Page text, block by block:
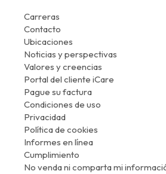
Carreras
Contacto
Ubicaciones
Noticias y perspectivas
Valores y creencias
Portal del cliente iCare
Pague su factura
Condiciones de uso
Privacidad
Política de cookies
Informes en línea
Cumplimiento
No venda ni comparta mi